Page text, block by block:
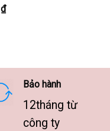
9.500.000 ₫
₫Khoảng
9.500.000 ₫
Bảo hành
12tháng từ
công ty